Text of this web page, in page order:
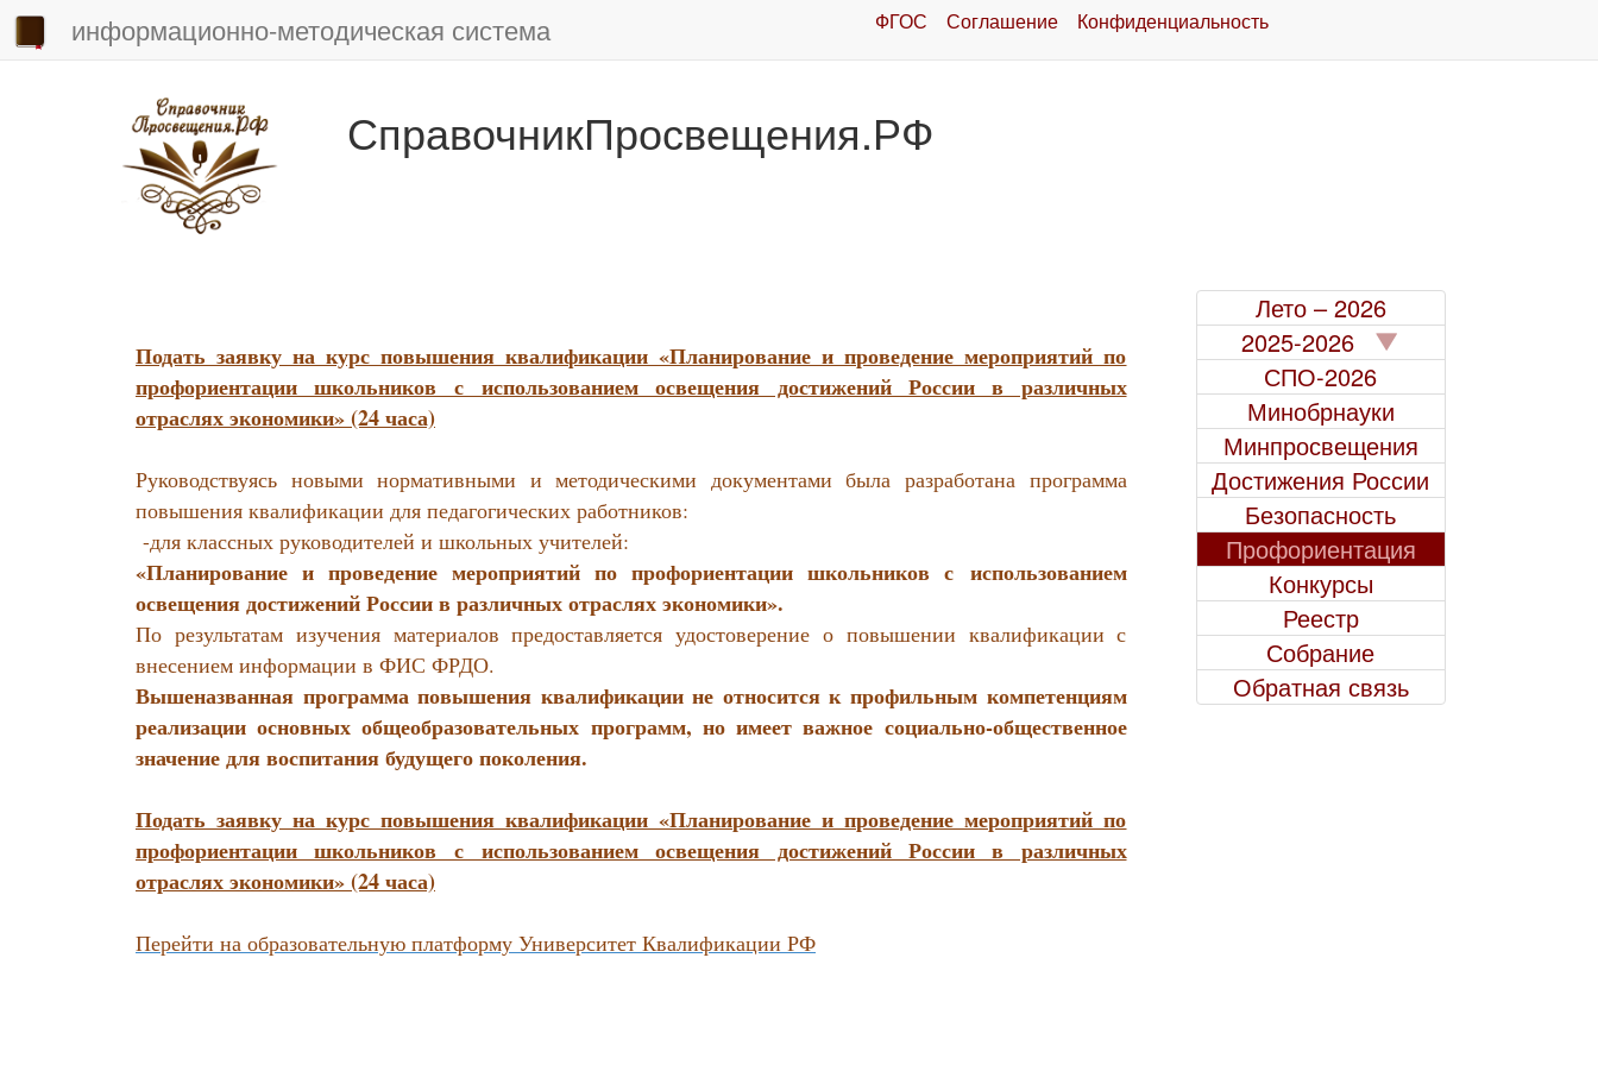
информационно-методическая система ФГОС Соглашение Конфиденциальность
СправочникПросвещения.РФ
Подать заявку на курс повышения квалификации «Планирование и проведение мероприятий по
профориентации школьников с использованием освещения достижений России в различных
отраслях экономики» (24 часа)
Руководствуясь новыми нормативными и методическими документами была разработана программа
повышения квалификации для педагогических работников:
-для классных руководителей и школьных учителей:
«Планирование и проведение мероприятий по профориентации школьников с использованием
освещения достижений России в различных отраслях экономики».
По результатам изучения материалов предоставляется удостоверение о повышении квалификации с
внесением информации в ФИС ФРДО.
Вышеназванная программа повышения квалификации не относится к профильным компетенциям
реализации основных общеобразовательных программ, но имеет важное социально-общественное
значение для воспитания будущего поколения.
Подать заявку на курс повышения квалификации «Планирование и проведение мероприятий по
профориентации школьников с использованием освещения достижений России в различных
отраслях экономики» (24 часа)
Перейти на образовательную платформу Университет Квалификации РФ
Лето – 2026
2025-2026
СПО-2026
Минобрнауки
Минпросвещения
Достижения России
Безопасность
Профориентация
Конкурсы
Реестр
Собрание
Обратная связь